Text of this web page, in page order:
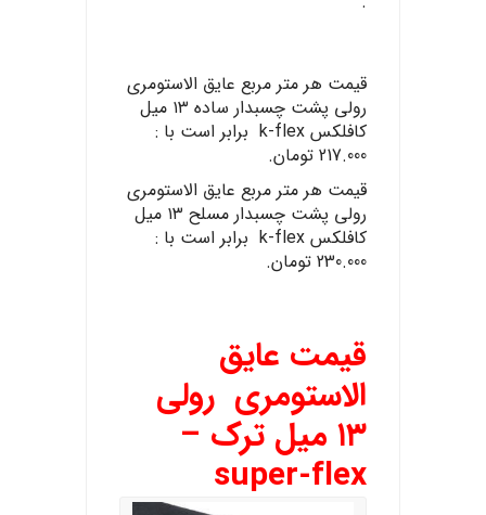
قیمت هر متر مربع عایق الاستومری
رولی پشت چسبدار ساده ۱۳ میل
کافلکس k-flex برابر است با :
217.000 تومان.
قیمت هر متر مربع عایق الاستومری
رولی پشت چسبدار مسلح ۱۳ میل
کافلکس k-flex برابر است با :
230.000 تومان.
قیمت عایق
الاستومری رولی
۱۳ میل ترک –
super-flex